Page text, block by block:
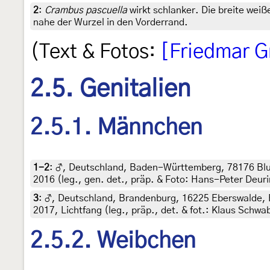
2: Crambus pascuellawirkt schlanker. Die breite
nahe der Wurzel in den Vorderrand.
(Text & Fotos: [Friedmar
2.5. Genitalien
2.5.1. Männchen
1-2: ♂, Deutschland, Baden-Württemberg, 78176
2016 (leg., gen. det., präp. & Foto: Hans-Peter
3: ♂, Deutschland, Brandenburg, 16225
2017, Lichtfang (leg., präp., det. & fot.: Klaus
2.5.2. Weibchen